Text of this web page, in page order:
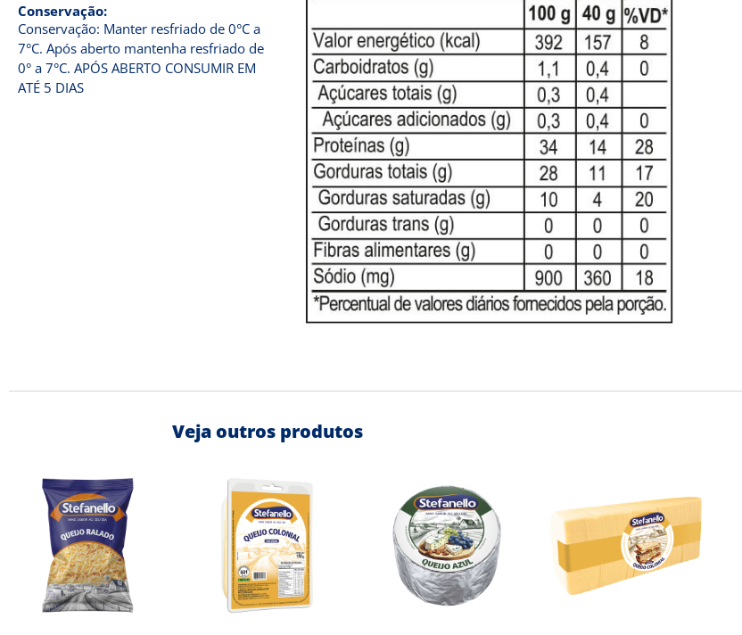
Conservação:
Conservação: Manter resfriado de 0°C a
7°C. Após aberto mantenha resfriado de
0° a 7°C. APÓS ABERTO CONSUMIR EM
ATÉ 5 DIAS
Veja outros produtos